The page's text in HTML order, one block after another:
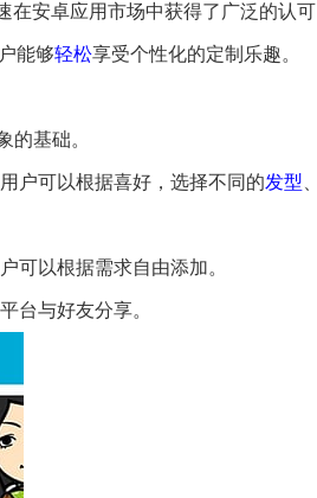
在安卓应用市场中获得了广泛的认可
能够轻松享受个性化的定制乐趣。
的基础。
户可以根据喜好，选择不同的发型
可以根据需求自由添加。
台与好友分享。